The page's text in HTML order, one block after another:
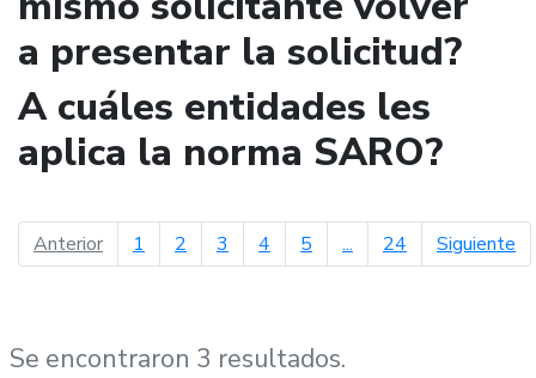
a presentar la solicitud?
A cuáles entidades les
aplica la norma SARO?
Anteriorpágina anterior
1 2 3 4 5 ... 24 Siguiente
Se encontraron 3 resultados.